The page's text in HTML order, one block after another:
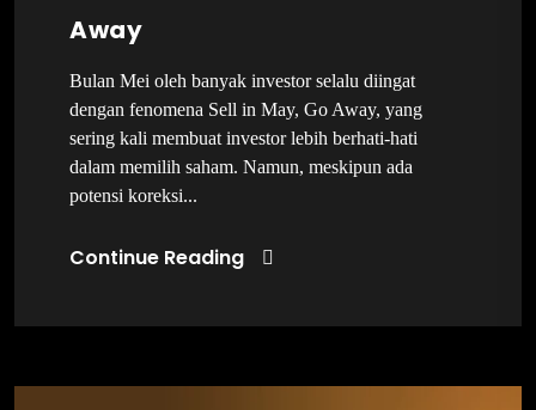
Away
Bulan Mei oleh banyak investor selalu diingat
dengan fenomena Sell in May, Go Away, yang
sering kali membuat investor lebih berhati-hati
dalam memilih saham. Namun, meskipun ada
potensi koreksi...
Continue Reading